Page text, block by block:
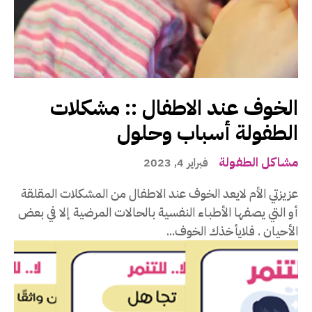
الخوف عند الاطفال :: مشكلات
الطفولة أسباب وحلول
مشاكل الطفولة فبراير 4, 2023
عزيزتي الأم لايعد الخوف عند الاطفال من المشكلات المقلقة
أو التي يصفها الأطباء النفسية بالحالات المرضية إلا في بعض
الأحيان . فلايأخذك الخوف...